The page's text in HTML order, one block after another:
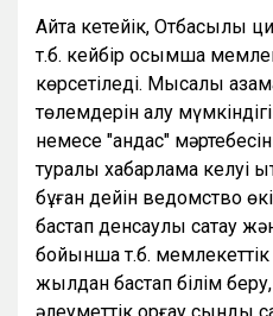
Айта кетейік, Отбасылық
т.б. кейбір қосымша
көрсетіледі. Мысалы
төлемдерін алу
немесе "қандас"
туралы хабарлама келуі
бұған дейін ведомство
бастап денсаулық сақтау
бойынша т.б. мемлекеттік
жылдан бастап білім беру,